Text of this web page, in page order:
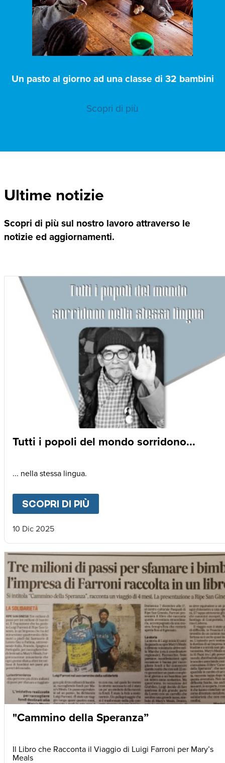
Un pasto al giorno ad una classe di 32 bambini
Scopri di più
Ultime notizie
Scopri di più sul nostro lavoro attraverso le
notizie ed aggiornamenti.
Tutti i popoli del mondo sorridono...
... nella stessa lingua.
SCOPRI DI PIÙ
10 Dic 2025
"Cammino della Speranza”
Il Libro che Racconta il Viaggio di Luigi Farroni per Mary’s
Meals